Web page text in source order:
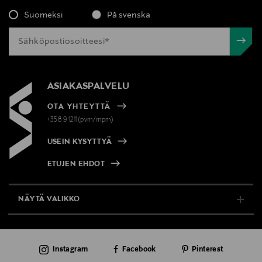
Suomeksi På svenska
ASIAKASPALVELU
OTA YHTEYTTÄ
+358 9 1211(pvm/mpm)
USEIN KYSYTTYÄ
ETUJEN EHDOT
NÄYTÄ VALIKKO
AJANKOHTAISTA
Instagram Facebook Pinterest